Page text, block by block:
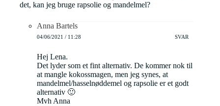
det, kan jeg bruge rapsolie og mandelmel?
Anna Bartels
04/06/2021 / 11:28 SVAR
Hej Lena.
Det lyder som et fint alternativ. De kommer nok til
at mangle kokossmagen, men jeg synes, at
mandelmel/hasselnøddemel og rapsolie er et godt
alternativ 🙂
Mvh Anna